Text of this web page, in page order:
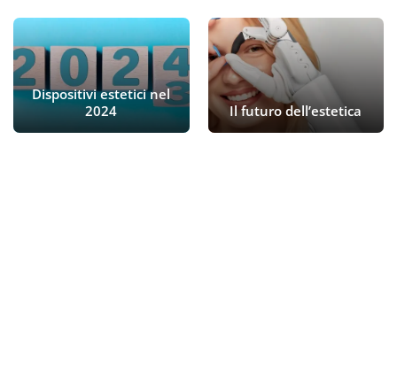
Dispositivi estetici nel
2024
Il futuro dell’estetica